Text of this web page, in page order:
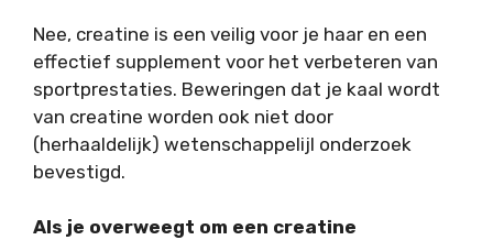
Nee, creatine is een veilig voor je haar en een
effectief supplement voor het verbeteren van
sportprestaties. Beweringen dat je kaal wordt
van creatine worden ook niet door
(herhaaldelijk) wetenschappelijl onderzoek
bevestigd.
Als je overweegt om een creatine